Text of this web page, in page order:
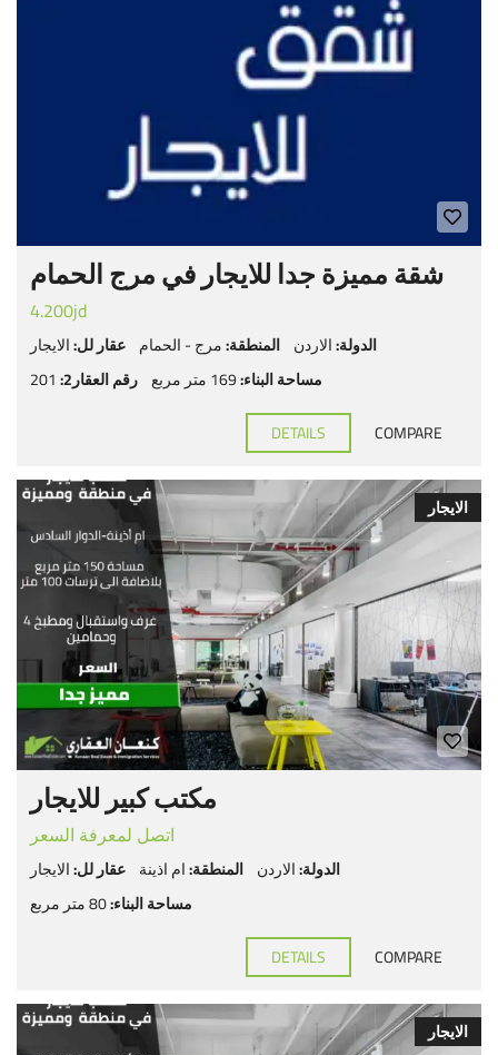
شقة مميزة جدا للايجار في مرج الحمام
4.200jd
الدولة:الاردن المنطقة:مرج - الحمام عقار لل:الايجار
مساحة البناء:169 متر مربع رقم العقار2:
201
COMPARE
DETAILS
الايجار
مكتب كبير للايجار
اتصل لمعرفة السعر
الدولة:الاردن المنطقة:ام اذينة عقار لل:الايجار
مساحة البناء:80 متر مربع
COMPARE
DETAILS
الايجار